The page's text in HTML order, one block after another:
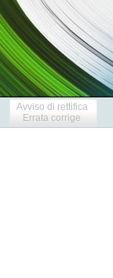
Avviso di rettifica
Errata corrige